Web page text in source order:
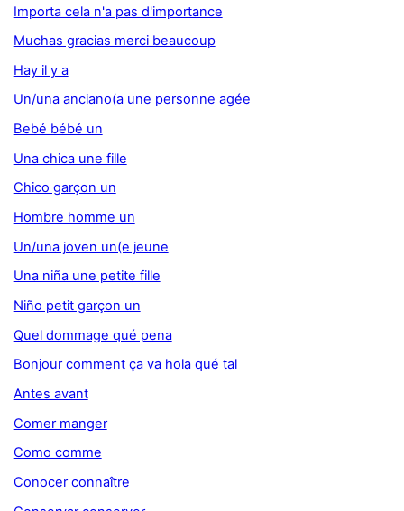
Importa cela n'a pas d'importance
Muchas gracias merci beaucoup
Hay il y a
Un/una anciano(a une personne agée
Bebé bébé un
Una chica une fille
Chico garçon un
Hombre homme un
Un/una joven un(e jeune
Una niña une petite fille
Niño petit garçon un
Quel dommage qué pena
Bonjour comment ça va hola qué tal
Antes avant
Comer manger
Como comme
Conocer connaître